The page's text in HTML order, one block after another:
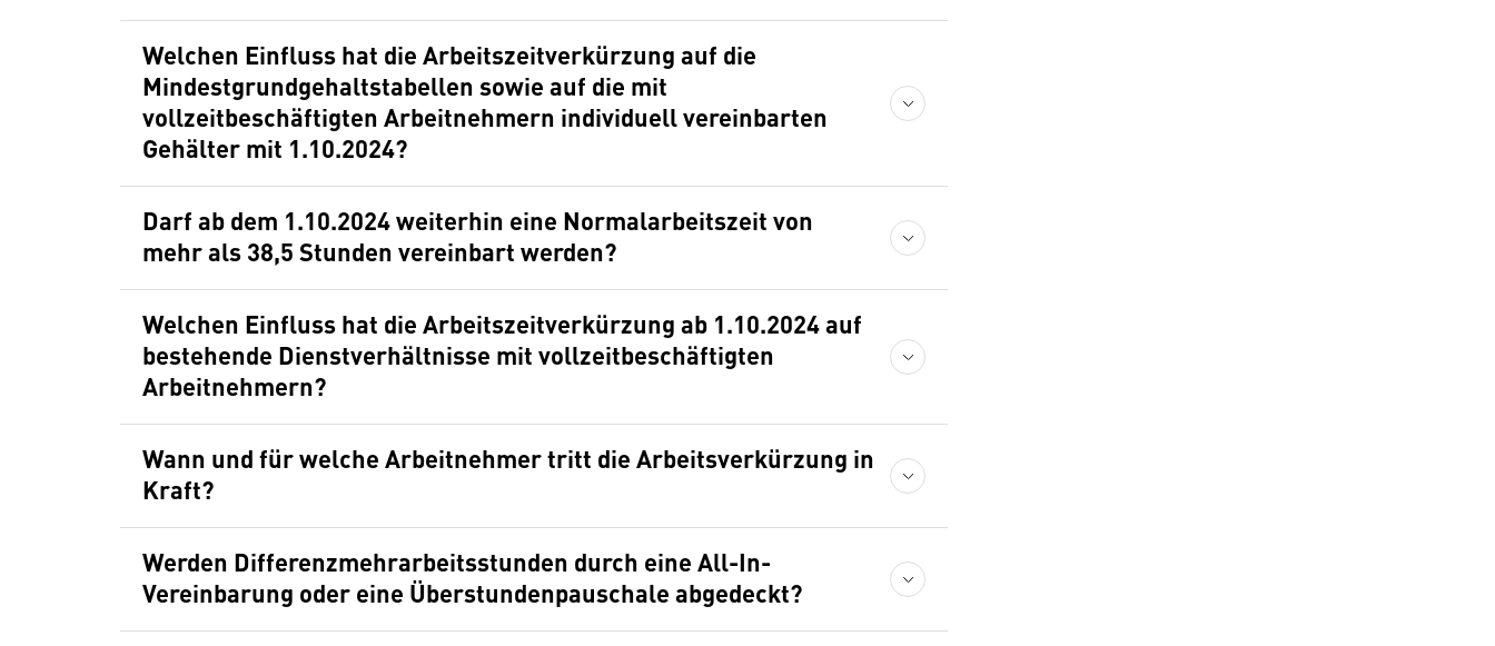
Welchen Einfluss hat die Arbeitszeitverkürzung auf die
Mindestgrundgehaltstabellen sowie auf die mit
vollzeitbeschäftigten Arbeitnehmern individuell vereinbarten
Gehälter mit 1.10.2024?
Darf ab dem 1.10.2024 weiterhin eine Normalarbeitszeit von
mehr als 38,5 Stunden vereinbart werden?
Welchen Einfluss hat die Arbeitszeitverkürzung ab 1.10.2024 auf
bestehende Dienstverhältnisse mit vollzeitbeschäftigten
Arbeitnehmern?
Wann und für welche Arbeitnehmer tritt die Arbeitsverkürzung in
Kraft?
Werden Differenzmehrarbeitsstunden durch eine All-In-
Vereinbarung oder eine Überstundenpauschale abgedeckt?